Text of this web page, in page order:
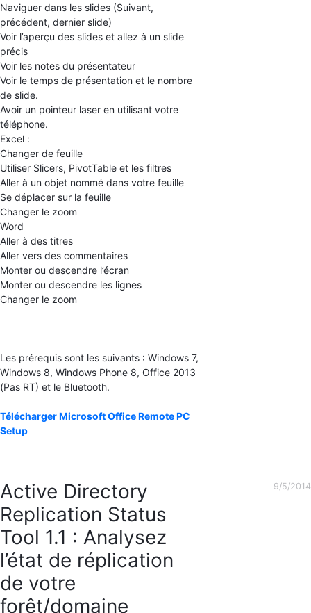
Naviguer dans les slides (Suivant,
précédent, dernier slide)
Voir l’aperçu des slides et allez à un slide
précis
Voir les notes du présentateur
Voir le temps de présentation et le nombre
de slide.
Avoir un pointeur laser en utilisant votre
téléphone.
Excel :
Changer de feuille
Utiliser Slicers, PivotTable et les filtres
Aller à un objet nommé dans votre feuille
Se déplacer sur la feuille
Changer le zoom
Word
Aller à des titres
Aller vers des commentaires
Monter ou descendre l’écran
Monter ou descendre les lignes
Changer le zoom
Les prérequis sont les suivants : Windows 7,
Windows 8, Windows Phone 8, Office 2013
(Pas RT) et le Bluetooth.
Télécharger Microsoft Office Remote PC
Setup
Active Directory
Replication Status
Tool 1.1 : Analysez
l’état de réplication
de votre
forêt/domaine
9/5/2014